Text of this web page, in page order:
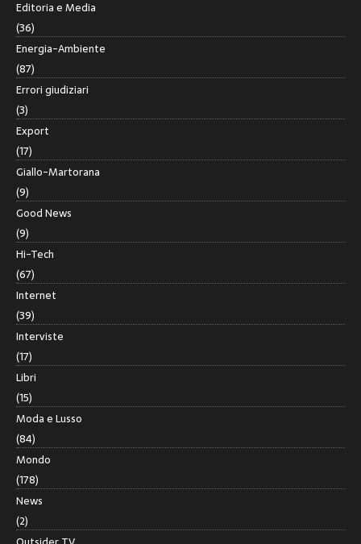
Editoria e Media
(36)
Energia-Ambiente
(87)
Errori giudiziari
(3)
Export
(17)
Giallo-Martorana
(9)
Good News
(9)
Hi-Tech
(67)
Internet
(39)
Interviste
(17)
Libri
(15)
Moda e Lusso
(84)
Mondo
(178)
News
(2)